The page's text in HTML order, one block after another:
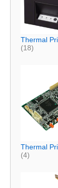
Thermal
(18)
Thermal
(4)